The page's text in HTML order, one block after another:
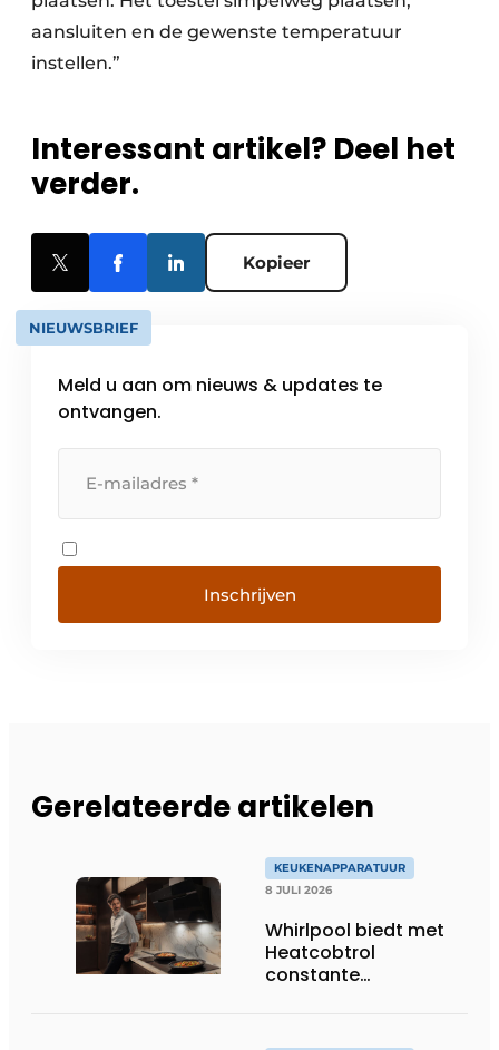
aansluiten en de gewenste temperatuur
instellen.”
Interessant artikel? Deel het
verder.
Kopieer
NIEUWSBRIEF
Meld u aan om nieuws & updates te
ontvangen.
Inschrijven
Gerelateerde artikelen
KEUKENAPPARATUUR
8 JULI 2026
Whirlpool biedt met
Heatcobtrol
constante